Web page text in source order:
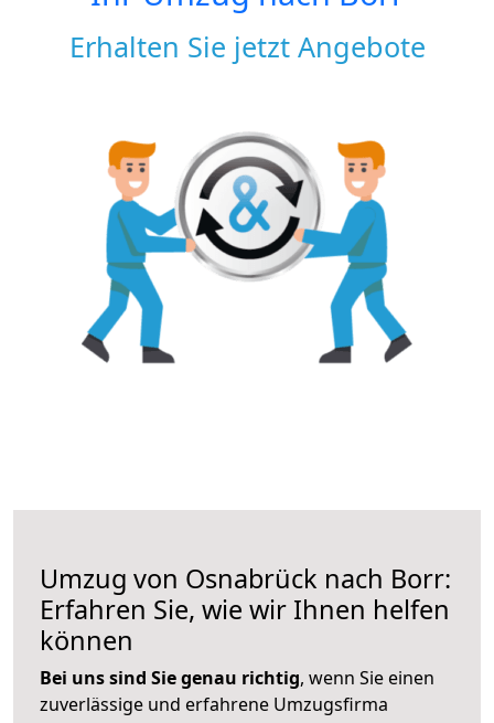
Erhalten Sie jetzt Angebote
Umzug von Osnabrück nach Borr:
Erfahren Sie, wie wir Ihnen helfen
können
Bei uns sind Sie genau richtig, wenn Sie einen
zuverlässige und erfahrene Umzugsfirma